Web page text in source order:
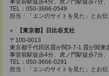
事堂前駅徒歩4分、虎ノ門駅徒歩7分
TEL：050-3666-0549
担当：「エンのサイトを見た」とお
【東京都】日比谷支社
〒100-0013
東京都千代田区霞が関3-7-1 霞が関
事堂前駅徒歩4分、虎ノ門駅徒歩7分
TEL：050-3666-0291
担当：「エンのサイトを見た」とお